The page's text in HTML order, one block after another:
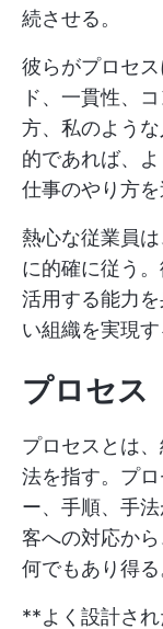
続させる。
彼らがプロセ
ド、一貫性、
方、私のよう
的であれば、
仕事のやり方を
熱心な従業員
に的確に従う
活用する能力
い組織を実現す
プロセス
プロセスとは
法を指す。プ
ー、手順、手
客への対応から
何でもあり得る
**よく設計され